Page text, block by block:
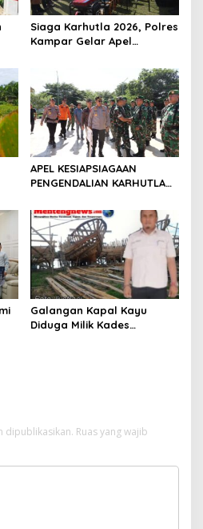
Siaga Karhutla 2026, Polres
Kampar Gelar Apel
Terkait
di
APEL KESIAPSIAGAAN
PENGENDALIAN KARHUTLA
TAHUN 2026, PERKUAT
SINERGI HADAPI MUSIM
KEMARAU DAN POTENSI EL
NINO
Galangan Kapal Kayu
Diduga Milik Kades
dipublikasikan. Ruas yang wajib